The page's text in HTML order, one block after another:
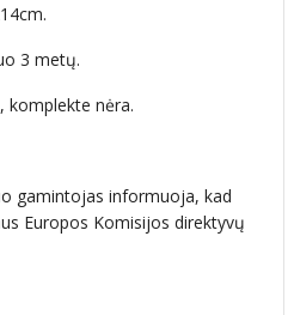
3 metų.
komplekte nėra.
gamintojas informuoja, kad
Europos Komisijos direktyvų